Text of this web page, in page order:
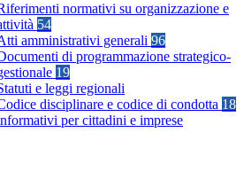
normativi su organizzazione e
54
amministrativi generali 96
di programmazione strategico-
19
e leggi regionali
disciplinare e codice di condotta 18
per cittadini e imprese